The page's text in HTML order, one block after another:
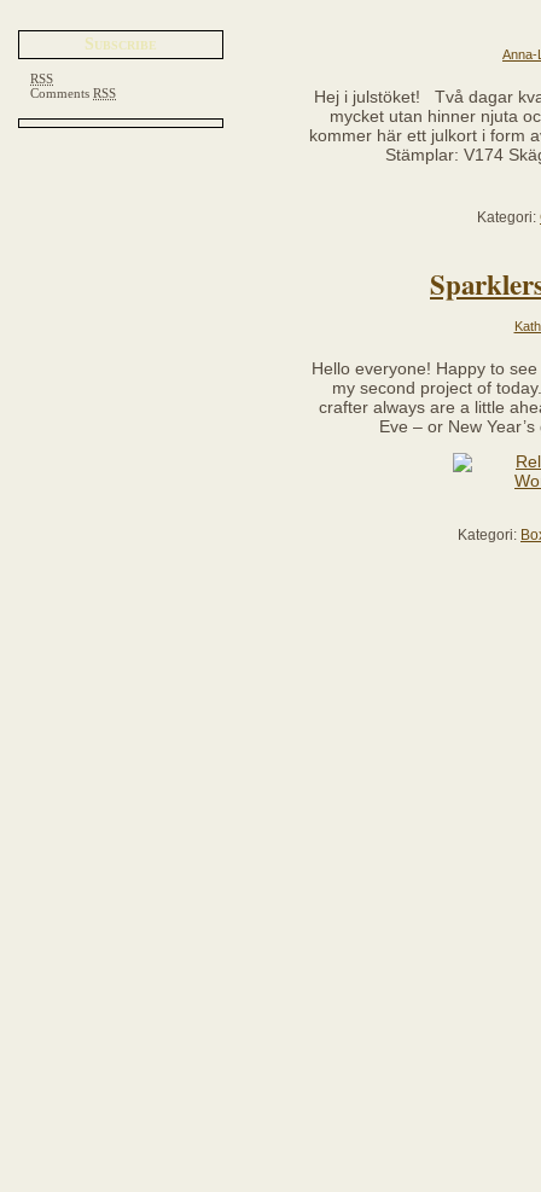
Subscribe
RSS
Comments RSS
Anna-
Hej i julstöket! Två dagar
mycket utan hinner njuta
kommer här ett julkort i form
Stämplar: V174
Kategori:
Hello everyone! Happy to
my second project of
crafter always are a little
Eve – or New
Kategori: